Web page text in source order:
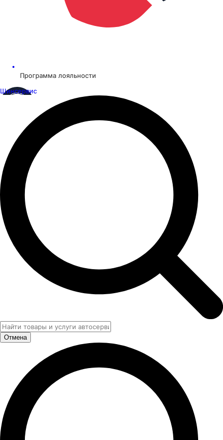
Программа лояльности
Шинсервис
Отмена